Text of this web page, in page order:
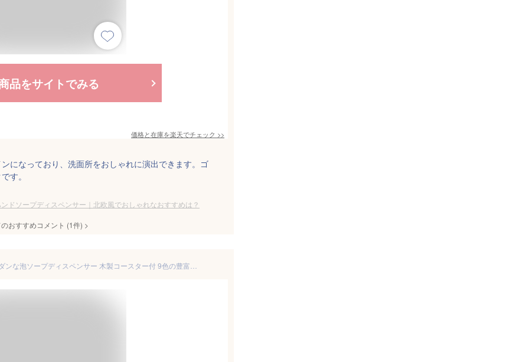
品をサイトでみる
価格と在庫を楽天でチェック >>
になっており、洗面所をおしゃれに演出できます。ゴ
す。
ドソープディスペンサー｜北欧風でおしゃれなおすすめは？
おすすめコメント (1件) >